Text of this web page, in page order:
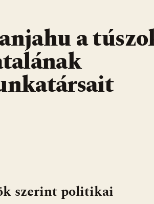
a
szerint politikai